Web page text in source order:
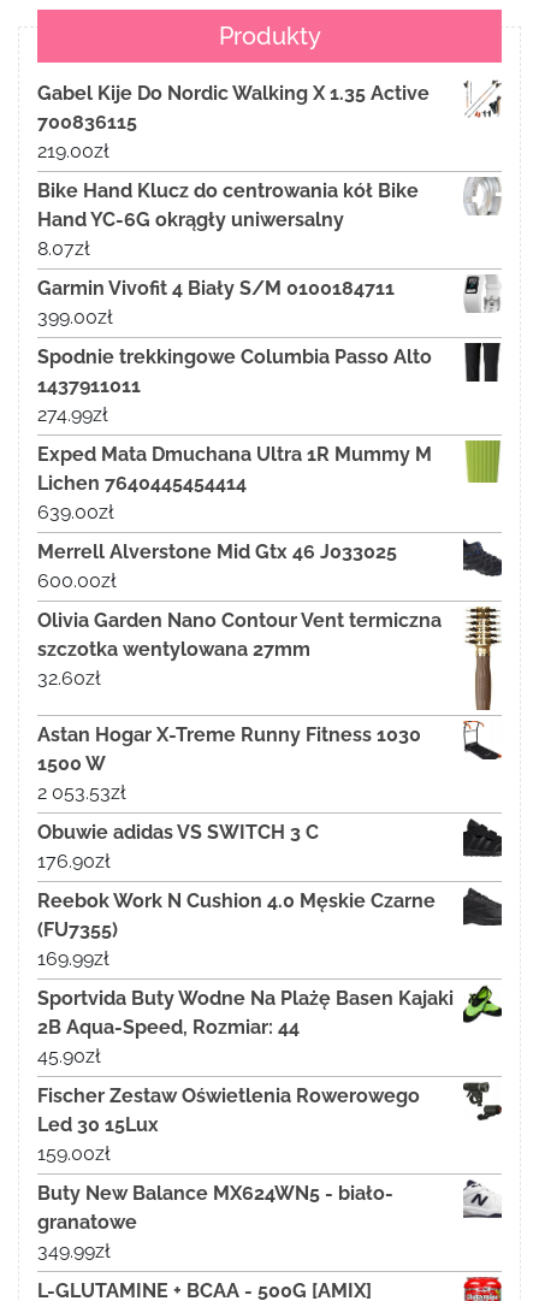
Produkty
Gabel Kije Do Nordic Walking X 1.35 Active
700836115
219.00zł
Bike Hand Klucz do centrowania kół Bike
Hand YC-6G okrągły uniwersalny
8.07zł
Garmin Vivofit 4 Biały S/M 0100184711
399.00zł
Spodnie trekkingowe Columbia Passo Alto
1437911011
274.99zł
Exped Mata Dmuchana Ultra 1R Mummy M
Lichen 7640445454414
639.00zł
Merrell Alverstone Mid Gtx 46 J033025
600.00zł
Olivia Garden Nano Contour Vent termiczna
szczotka wentylowana 27mm
32.60zł
Astan Hogar X-Treme Runny Fitness 1030
1500 W
2 053.53zł
Obuwie adidas VS SWITCH 3 C
176.90zł
Reebok Work N Cushion 4.0 Męskie Czarne
(FU7355)
169.99zł
Sportvida Buty Wodne Na Plażę Basen Kajaki
2B Aqua-Speed, Rozmiar: 44
45.90zł
Fischer Zestaw Oświetlenia Rowerowego
Led 30 15Lux
159.00zł
Buty New Balance MX624WN5 - biało-
granatowe
349.99zł
L-GLUTAMINE + BCAA - 500G [AMIX]